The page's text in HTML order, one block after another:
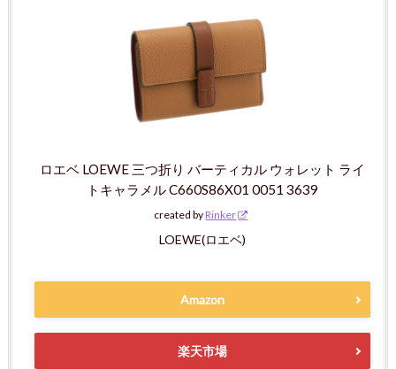
ロエベ LOEWE 三つ折り バーティカル ウォレット ライ
トキャラメル C660S86X01 0051 3639
created by Rinker
LOEWE(ロエベ)
Amazon
楽天市場